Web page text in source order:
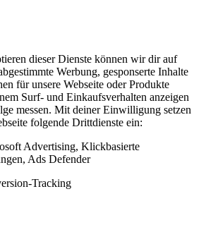
dieser Dienste können wir dir auf
Werbung, gesponserte Inhalte
für unsere Webseite oder Produkte
Surf- und Einkaufsverhalten anzeigen
messen. Mit deiner Einwilligung setzen
folgende Drittdienste ein:
Advertising, Klickbasierte
Ads Defender
Tracking